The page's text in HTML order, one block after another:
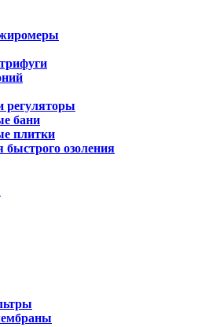
регуляторы
бани
плитки
быстрого озоления